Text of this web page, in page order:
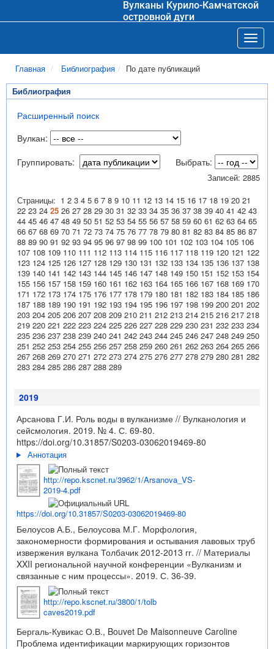
Вулканы Курило-Камчатской
островной дуги
Главная Библиография По дате публикаций
Библиография
Расширенный поиск
Вулкан:
Группировать:
Выбрать:
Записей: 2885
Страницы: 1 2 3 4 5 6 7 8 9 10 11 12 13 14 15 16 17 18 19 20 21
22 23 24 25 26 27 28 29 30 31 32 33 34 35 36 37 38 39 40 41 42 43
44 45 46 47 48 49 50 51 52 53 54 55 56 57 58 59 60 61 62 63 64 65
66 67 68 69 70 71 72 73 74 75 76 77 78 79 80 81 82 83 84 85 86 87
88 89 90 91 92 93 94 95 96 97 98 99 100 101 102 103 104 105 106
107 108 109 110 111 112 113 114 115 116 117 118 119 120 121 122
123 124 125 126 127 128 129 130 131 132 133 134 135 136 137 138
139 140 141 142 143 144 145 146 147 148 149 150 151 152 153 154
155 156 157 158 159 160 161 162 163 164 165 166 167 168 169 170
171 172 173 174 175 176 177 178 179 180 181 182 183 184 185 186
187 188 189 190 191 192 193 194 195 196 197 198 199 200 201 202
203 204 205 206 207 208 209 210 211 212 213 214 215 216 217 218
219 220 221 222 223 224 225 226 227 228 229 230 231 232 233 234
235 236 237 238 239 240 241 242 243 244 245 246 247 248 249 250
251 252 253 254 255 256 257 258 259 260 261 262 263 264 265 266
267 268 269 270 271 272 273 274 275 276 277 278 279 280 281 282
283 284 285 286 287 288 289
2019
Арсанова Г.И. Роль воды в вулканизме // Вулканология и
сейсмология. 2019. № 4. С. 69-80.
https://doi.org/10.31857/S0203-03062019469-80
Аннотация
http://repo.kscnet.ru/3962/1/Arsanova_VS-
2019-4.pdf
https://doi.org/10.31857/S0203-03062019469-80
Белоусов А.Б., Белоусова М.Г. Морфология,
закономерности формирования и остывания лавовых труб
извержения вулкана Толбачик 2012-2013 гг. // Материалы
XXII региональной научной конференции «Вулканизм и
связанные с ним процессы». 2019. С. 36-39.
http://repo.kscnet.ru/3800/1/tolb
caves2019.pdf
Бергаль-Кувикас О.В., Bouvet De Maisonneuve Caroline
Проблема идентификации маркирующих горизонтов